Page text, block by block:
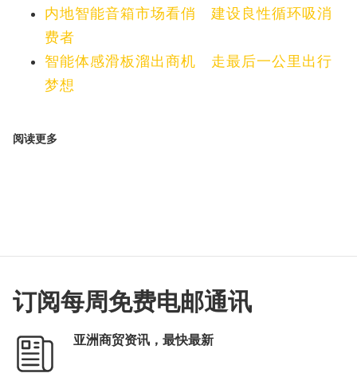
内地智能音箱市场看俏 建设良性循环吸消
费者
智能体感滑板溜出商机 走最后一公里出行
梦想
阅读更多
订阅每周免费电邮通讯
亚洲商贸资讯，最快最新